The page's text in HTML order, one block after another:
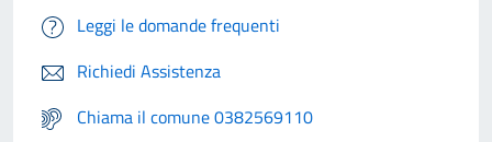
Leggi le domande frequenti
Richiedi Assistenza
Chiama il comune 0382569110